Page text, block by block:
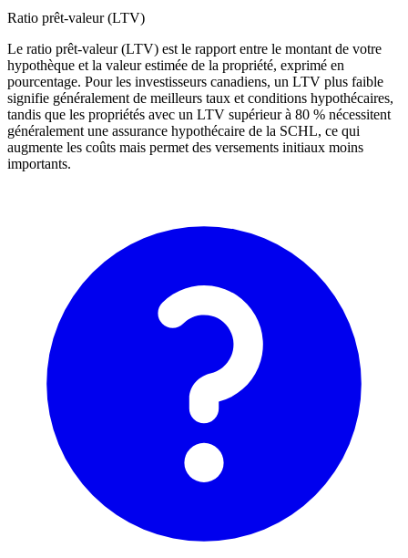
Ratio prêt-valeur (LTV)
Le ratio prêt-valeur (LTV) est le rapport entre le montant de votre
hypothèque et la valeur estimée de la propriété, exprimé en
pourcentage. Pour les investisseurs canadiens, un LTV plus faible
signifie généralement de meilleurs taux et conditions hypothécaires,
tandis que les propriétés avec un LTV supérieur à 80 % nécessitent
généralement une assurance hypothécaire de la SCHL, ce qui
augmente les coûts mais permet des versements initiaux moins
importants.